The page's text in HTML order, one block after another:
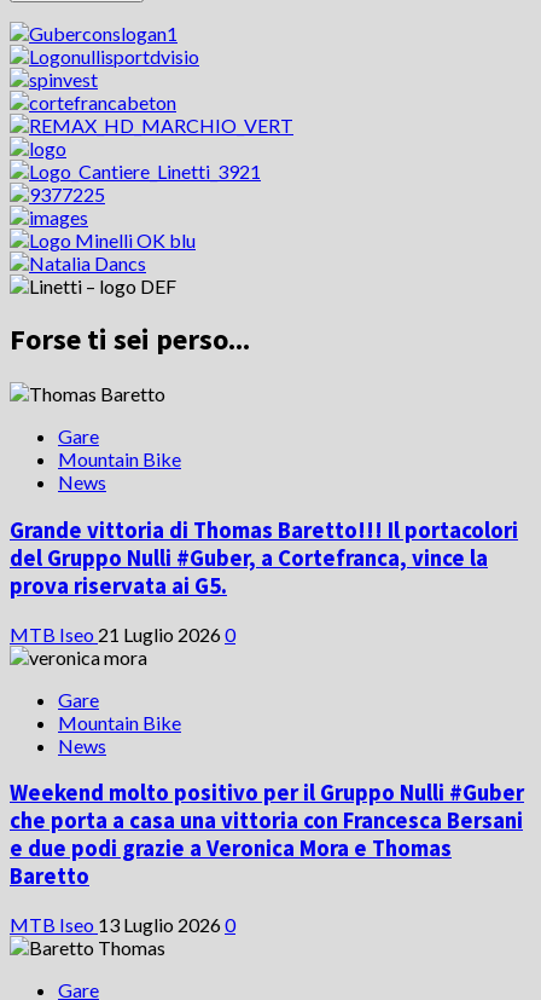
Forse ti sei perso...
Gare
Mountain Bike
News
Grande vittoria di Thomas Baretto!!! Il portacolori
del Gruppo Nulli #Guber, a Cortefranca, vince la
prova riservata ai G5.
MTB Iseo 21 Luglio 20260
Gare
Mountain Bike
News
Weekend molto positivo per il Gruppo Nulli #Guber
che porta a casa una vittoria con Francesca Bersani
e due podi grazie a Veronica Mora e Thomas
Baretto
MTB Iseo 13 Luglio 20260
Gare